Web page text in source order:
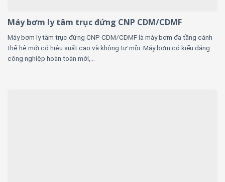
Máy bơm ly tâm trục đứng CNP CDM/CDMF
Máy bơm ly tâm trục đứng CNP CDM/CDMF là máy bơm đa tầng cánh
thế hệ mới có hiệu suất cao và không tự mồi. Máy bơm có kiểu dáng
công nghiệp hoàn toàn mới,...